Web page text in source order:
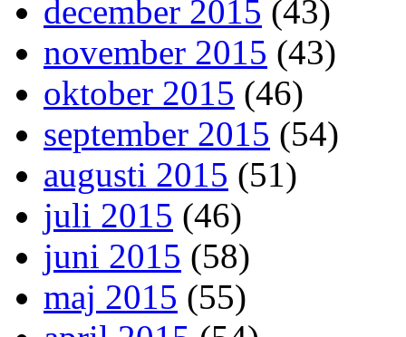
december 2015 (43)
november 2015 (43)
oktober 2015 (46)
september 2015 (54)
augusti 2015 (51)
juli 2015 (46)
juni 2015 (58)
maj 2015 (55)